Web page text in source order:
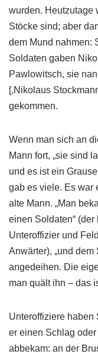
wurden. Heutzutage
Stöcke sind; aber
dem Mund nahmen:
Soldaten gaben
Pawlowitsch, sie
[‚Nikolaus
gekommen.
Wenn man sich an
Mann fort, „sie sind
und es ist ein
gab es viele. Es war
alte Mann. „Man
einen Soldaten“
Unteroffizier und
Anwärter), „und
angedeihen. Die
man quält ihn – das
Unteroffiziere haben
er einen Schlag
abbekam: an der